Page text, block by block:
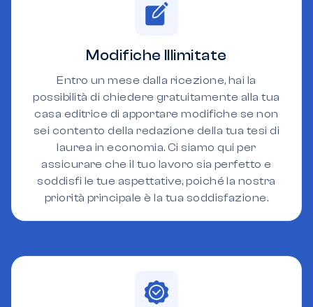
Modifiche Illimitate
Entro un mese dalla ricezione, hai la
possibilità di chiedere gratuitamente alla tua
casa editrice di apportare modifiche se non
sei contento della redazione della tua tesi di
laurea in economia. Ci siamo qui per
assicurare che il tuo lavoro sia perfetto e
soddisfi le tue aspettative, poiché la nostra
priorità principale è la tua soddisfazione.